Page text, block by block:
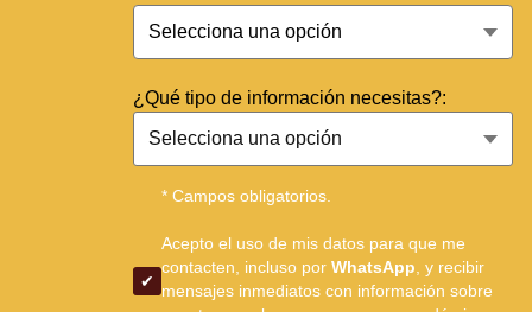
¿Qué tipo de información necesitas?:
* Campos obligatorios.
Acepto el uso de mis datos para que me
contacten, incluso por WhatsApp , y recibir
mensajes inmediatos con información sobre